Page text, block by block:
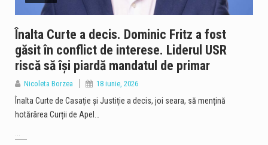
Înalta Curte a decis. Dominic Fritz a fost
găsit în conflict de interese. Liderul USR
riscă să își piardă mandatul de primar
Nicoleta Borzea 18 iunie, 2026
Înalta Curte de Casație și Justiție a decis, joi seara, să mențină
hotărârea Curții de Apel…
...